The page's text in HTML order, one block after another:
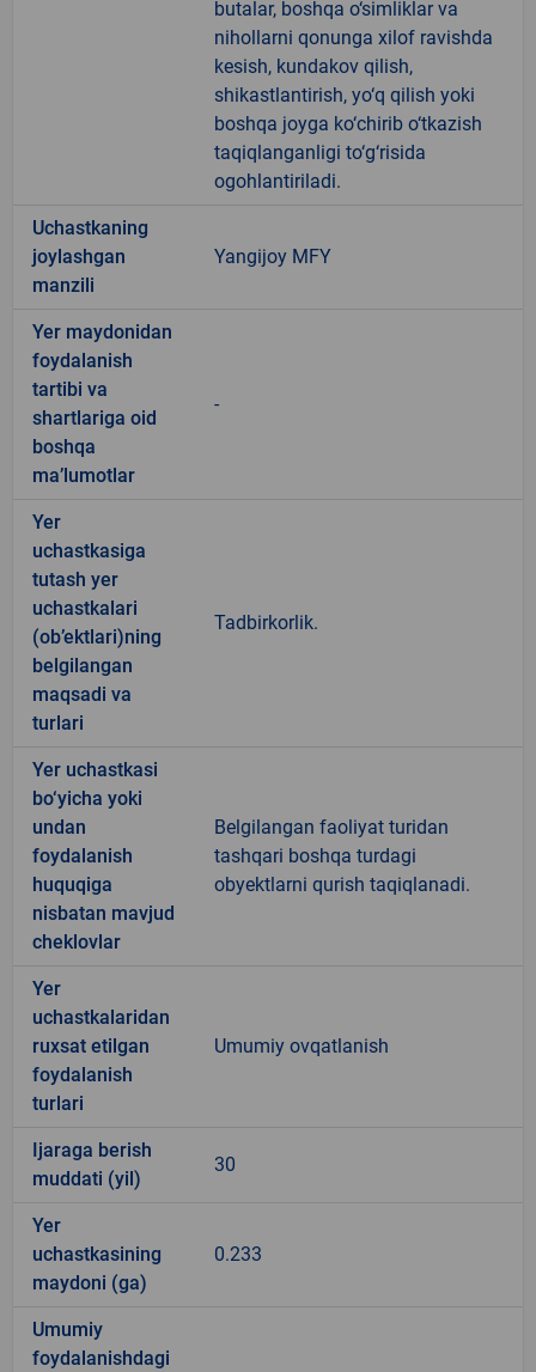
butalar, boshqa o‘simliklar va
nihollarni qonunga xilof ravishda
kesish, kundakov qilish,
shikastlantirish, yo‘q qilish yoki
boshqa joyga ko‘chirib o‘tkazish
taqiqlanganligi to‘g‘risida
ogohlantiriladi.
Uchastkaning
joylashgan
manzili
Yangijoy MFY
Yer maydonidan
foydalanish
tartibi va
shartlariga oid
boshqa
ma’lumotlar
-
Yer
uchastkasiga
tutash yer
uchastkalari
(ob’ektlari)ning
belgilangan
maqsadi va
turlari
Tadbirkorlik.
Yer uchastkasi
bo‘yicha yoki
undan
foydalanish
huquqiga
nisbatan mavjud
cheklovlar
Belgilangan faoliyat turidan
tashqari boshqa turdagi
obyektlarni qurish taqiqlanadi.
Yer
uchastkalaridan
ruxsat etilgan
foydalanish
turlari
Umumiy ovqatlanish
Ijaraga berish
muddati (yil)
30
Yer
uchastkasining
maydoni (ga)
0.233
Umumiy
foydalanishdagi